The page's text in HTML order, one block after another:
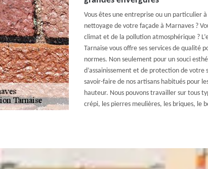
Vous êtes une entreprise ou un particulier
nettoyage de votre façade à Marnaves ?
climat et de la pollution atmosphérique ?
Tarnaise vous offre ses services de qualité
normes. Non seulement pour un souci
d’assainissement et de protection de
savoir-faire de nos artisans habitués pour
hauteur. Nous pouvons travailler sur tous
crépi, les pierres meulières, les briques, le